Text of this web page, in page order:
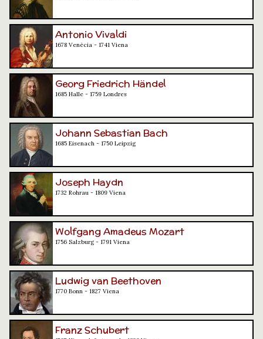
Antonio Vivaldi
1678 Venècia - 1741 Viena
Georg Friedrich Händel
1685 Halle - 1759 Londres
Johann Sebastian Bach
1685 Eisenach - 1750 Leipzig
Joseph Haydn
1732 Rohrau - 1809 Viena
Wolfgang Amadeus Mozart
1756 Salzburg - 1791 Viena
Ludwig van Beethoven
1770 Bonn - 1827 Viena
Franz Schubert